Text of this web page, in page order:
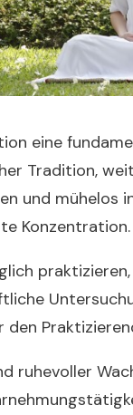
eine
Tradition,
und mühelos
Konzentration.
ruhevoller